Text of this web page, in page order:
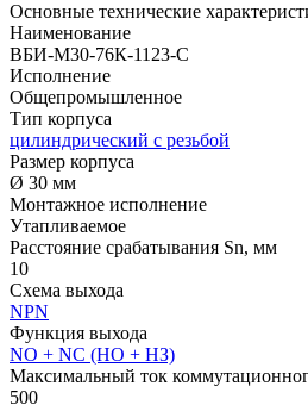
Основные технические
Наименование
ВБИ-М30-76К-1123-С
Исполнение
Общепромышленное
Тип корпуса
цилиндрический с резьбой
Размер корпуса
Ø 30 мм
Монтажное исполнение
Утапливаемое
Расстояние срабатывания Sn, мм
10
Схема выхода
NPN
Функция выхода
NO + NC (НО + НЗ)
Максимальный ток
500